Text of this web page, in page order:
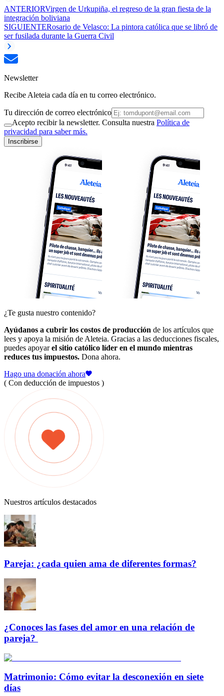
ANTERIORVirgen de Urkupiña, el regreso de la gran fiesta de la
integración boliviana
SIGUIENTERosario de Velasco: La pintora católica que se libró de
ser fusilada durante la Guerra Civil
Newsletter
Recibe Aleteia cada día en tu correo electrónico.
Tu dirección de correo electrónico
Acepto recibir la newsletter. Consulta nuestra Política de
privacidad para saber más.
Inscribirse
¿Te gusta nuestro contenido?
Ayúdanos a cubrir los costos de producción de los artículos que
lees y apoya la misión de Aleteia. Gracias a las deducciones fiscales,
puedes apoyarel sitio católico líder en el mundo mientras
reduces tus impuestos. Dona ahora.
Hago una donación ahora
( Con deducción de impuestos )
Nuestros artículos destacados
Pareja: ¿cada quien ama de diferentes formas?
¿Conoces las fases del amor en una relación de
pareja?
Matrimonio: Cómo evitar la desconexión en siete
días